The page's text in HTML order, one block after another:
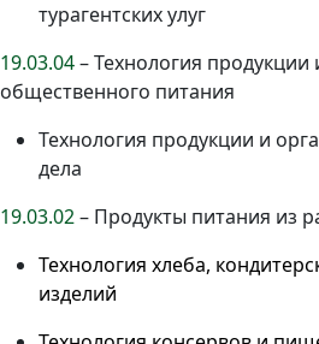
турагентских улуг
19.03.04– Технология продукции
общественного питания
Технология продукции и
дела
19.03.02– Продукты питания из
Технология хлеба,
изделий